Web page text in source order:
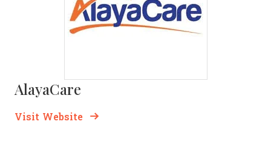
AlayaCare
Visit WebsiteOpens New Window